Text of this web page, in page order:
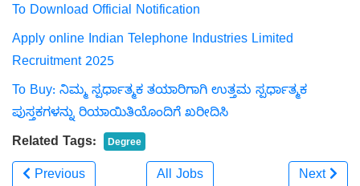
To Download Official Notification
Apply online Indian Telephone Industries Limited
Recruitment 2025
To Buy: ನಿಮ್ಮ ಸ್ಪರ್ಧಾತ್ಮಕ ತಯಾರಿಗಾಗಿ ಉತ್ತಮ ಸ್ಪರ್ಧಾತ್ಮಕ
ಪುಸ್ತಕಗಳನ್ನು ರಿಯಾಯಿತಿಯೊಂದಿಗೆ ಖರೀದಿಸಿ
Related Tags:
Degree
Previous All Jobs
Next